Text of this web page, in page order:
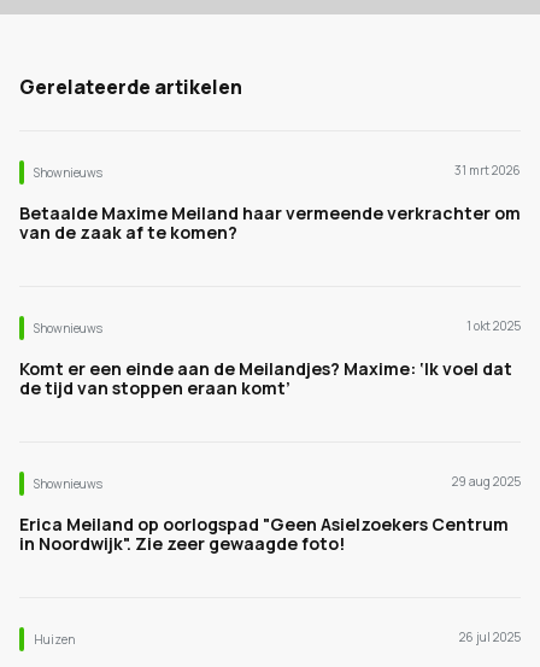
Gerelateerde artikelen
Shownieuws 31 mrt 2026
Betaalde Maxime Meiland haar vermeende verkrachter om
van de zaak af te komen?
Shownieuws 1 okt 2025
Komt er een einde aan de Meilandjes? Maxime: ‘Ik voel dat
de tijd van stoppen eraan komt’
Shownieuws 29 aug 2025
Erica Meiland op oorlogspad "Geen Asielzoekers Centrum
in Noordwijk". Zie zeer gewaagde foto!
Huizen 26 jul 2025